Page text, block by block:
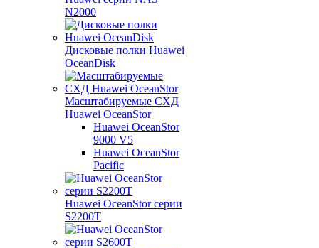
N2000
Дисковые полки Huawei
OceanDisk
Масштабируемые СХД
Huawei OceanStor
Huawei OceanStor
9000 V5
Huawei OceanStor
Pacific
Huawei OceanStor серии
S2200T